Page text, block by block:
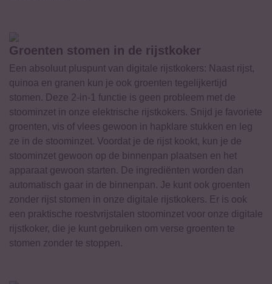
Groenten stomen in de rijstkoker
Een absoluut pluspunt van digitale rijstkokers: Naast rijst,
quinoa en granen kun je ook groenten tegelijkertijd
stomen. Deze 2-in-1 functie is geen probleem met de
stoominzet in onze elektrische rijstkokers. Snijd je favoriete
groenten, vis of vlees gewoon in hapklare stukken en leg
ze in de stoominzet. Voordat je de rijst kookt, kun je de
stoominzet gewoon op de binnenpan plaatsen en het
apparaat gewoon starten. De ingrediënten worden dan
automatisch gaar in de binnenpan. Je kunt ook groenten
zonder rijst stomen in onze digitale rijstkokers. Er is ook
een praktische roestvrijstalen stoominzet voor onze digitale
rijstkoker, die je kunt gebruiken om verse groenten te
stomen zonder te stoppen.